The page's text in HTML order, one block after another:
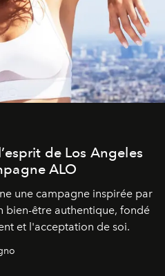
de Los Angeles
ALO
une campagne inspirée par
bien-être authentique, fondé
et l'acceptation de soi.